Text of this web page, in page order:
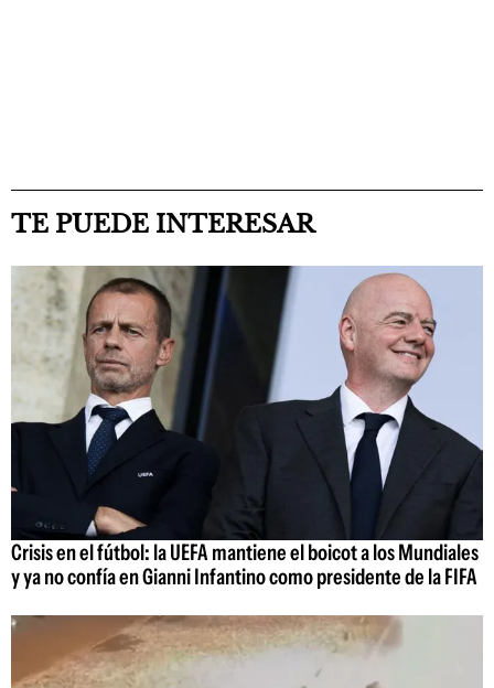
TE PUEDE INTERESAR
Crisis en el fútbol: la UEFA mantiene el boicot a los Mundiales
y ya no confía en Gianni Infantino como presidente de la FIFA